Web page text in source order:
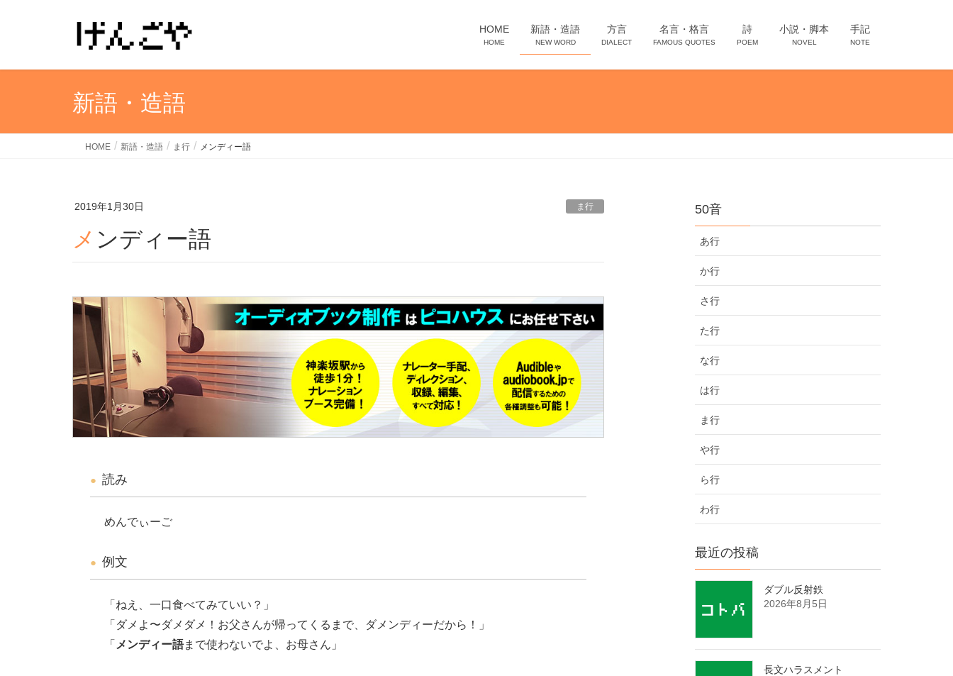
HOME
HOME
新語・造語
NEW WORD
方言
DIALECT
名言・格言
FAMOUS QUOTES
詩
POEM
小説・脚本
NOVEL
手記
NOTE
新語・造語
HOME 新語・造語 ま行 メンディー語
2019年1月30日 ま行
メンディー語
読み
めんでぃーご
例文
「ねえ、一口食べてみていい？」
「ダメよ〜ダメダメ！お父さんが帰ってくるまで、ダメンディーだから！」
「 メンディー語まで使わないでよ、お母さん」
50音
あ行
か行
さ行
た行
な行
は行
ま行
や行
ら行
わ行
最近の投稿
ダブル反射鉄
2026年8月5日
長文ハラスメント